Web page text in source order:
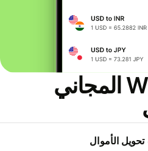
نزّل تطبيق Wise المجاني
الأموال